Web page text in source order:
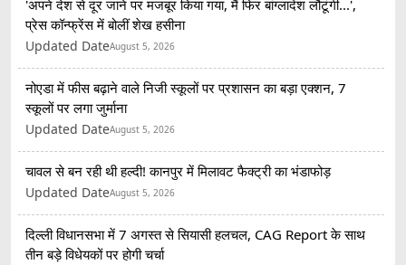
'अपने देश से दूर जाने पर मजबूर किया गया, मैं फिर बांग्लादेश लौटूंगी...',
प्रेस कॉन्फ्रेंस में बोलीं शेख हसीना
Updated DateAugust 5, 2026
नोएडा में फीस बढ़ाने वाले निजी स्कूलों पर प्रशासन का बड़ा एक्शन, 7
स्कूलों पर लगा जुर्माना
Updated DateAugust 5, 2026
चावल से बन रही थी हल्दी! कानपुर में मिलावट फैक्ट्री का भंडाफोड़
Updated DateAugust 5, 2026
दिल्ली विधानसभा में 7 अगस्त से सियासी हलचल, CAG Report के साथ
तीन बड़े विधेयकों पर होगी चर्चा